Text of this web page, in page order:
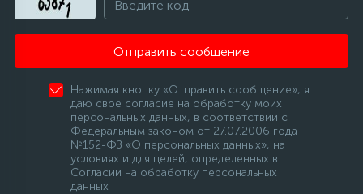
Отправить сообщение
Нажимая кнопку «Отправить сообщение», я
даю свое согласие на обработку моих
персональных данных, в соответствии с
Федеральным законом от 27.07.2006 года
№152-ФЗ «О персональных данных», на
условиях и для целей, определенных в
Согласии на обработку персональных
данных